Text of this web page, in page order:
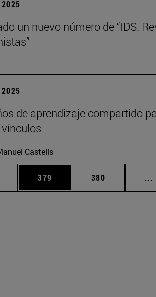
un nuevo número de “IDS.
de aprendizaje compartido
Castells
Use TAB para desplazarse.
Página
379 Página
380 ...